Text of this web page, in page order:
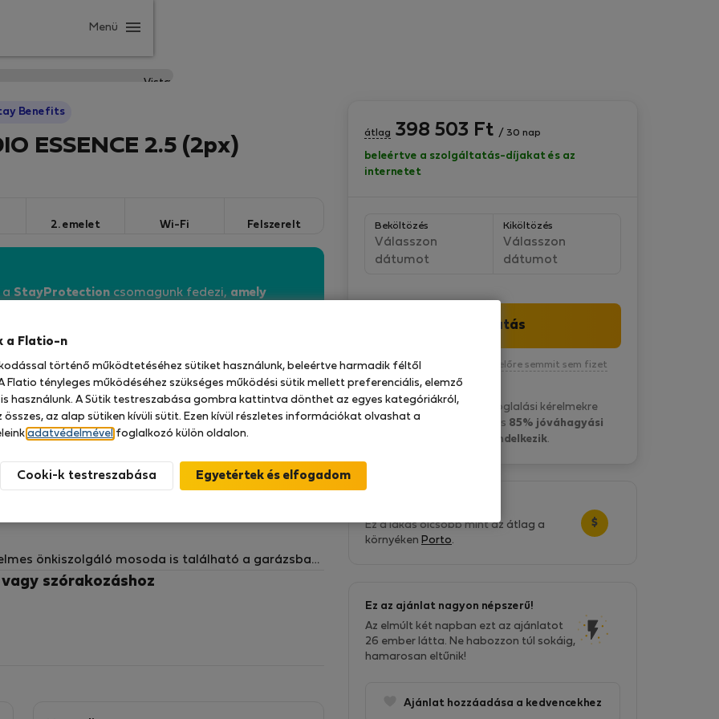
Menü
Benefits
ESSENCE 2.5 (2px)
2. emelet Wi-Fi Felszerelt
a StayProtection csomagunk fedezi, amely
amely egy nemrégiben épült épület 2. emeletén
vízforralót, botmixert, mosogatógépet és
kényelmet és praktikumot keresnek,
önkiszolgáló mosoda is található a garázsban.
található stúdiót zöld területek, edzőterem,
ideiglenes otthonoddá! További információért
szórakozáshoz
átlag 398 503 Ft / 30 nap
beleértve a szolgáltatás-díjakat és az
internetet
Beköltözés
Válasszon
dátumot
Kiköltözés
Válasszon
dátumot
Folytatás
Kötelezettség nélkül, egyelőre semmit sem fizet
carla t. általában a foglalási kérelmekre
10 óra belül válaszol
és 85% jóváhagyási
aránnyal rendelkezik.
Ez a lakás olcsóbb mint az átlag a
környéken Porto.
$
Ez az ajánlat nagyon népszerű!
Az elmúlt két napban ezt az ajánlatot
26 ember látta. Ne habozzon túl sokáig,
hamarosan eltűnik!
Ajánlat hozzáadása a kedvencekhez
a Flatio-n
történő működtetéséhez sütiket használunk, beleértve harmadik féltől
Flatio tényleges működéséhez szükséges működési sütik mellett preferenciális, elemző
használunk. A Sütik testreszabása gombra kattintva dönthet az egyes kategóriákról,
az alap sütiken kívüli sütit. Ezen kívül részletes információkat olvashat a
adatvédelmével foglalkozó külön oldalon.
Cooki-k testreszabása